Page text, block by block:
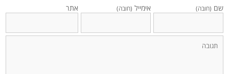
שם (חובה) אימייל (חובה) אתר